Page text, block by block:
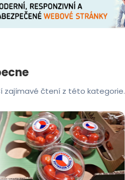
zajímavé čtení z této kategorie.